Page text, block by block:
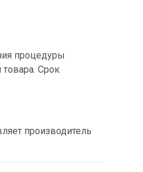
процедуры
Срок
производитель